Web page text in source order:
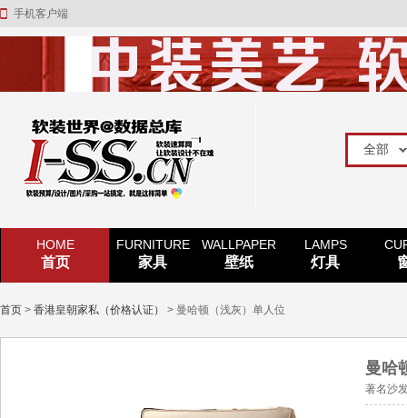
手机客户端
HOME
首页
FURNITURE
家具
WALLPAPER
壁纸
LAMPS
灯具
首页 > 香港皇朝家私（价格认证） > 曼哈顿（浅灰）单人位
曼哈
著名沙